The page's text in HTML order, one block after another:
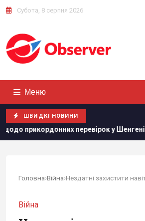
Субота, 8 серпня 2026
Меню
ШВИДКІ НОВИНИ
у Шенгені Росіяни вчергове
Головна›Війна›
Війна